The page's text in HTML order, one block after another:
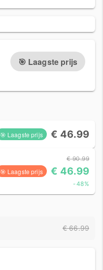
🎯 Laagste prijs
🎯 Laagste prijs € 46.99
🎯 Laagste prijs
€ 90.99
€ 46.99
-48%
€ 66.99